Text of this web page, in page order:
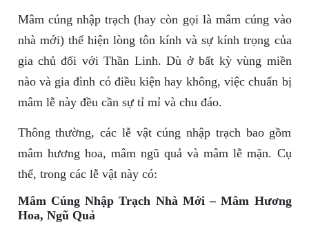
Mâm cúng nhập trạch (hay còn gọi là mâm cúng vào
nhà mới) thể hiện lòng tôn kính và sự kính trọng của
gia chủ đối với Thần Linh. Dù ở bất kỳ vùng miền
nào và gia đình có điều kiện hay không, việc chuẩn bị
mâm lễ này đều cần sự tỉ mỉ và chu đáo.
Thông thường, các lễ vật cúng nhập trạch bao gồm
mâm hương hoa, mâm ngũ quả và mâm lễ mặn. Cụ
thể, trong các lễ vật này có:
Mâm Cúng Nhập Trạch Nhà Mới – Mâm Hương
Hoa, Ngũ Quả